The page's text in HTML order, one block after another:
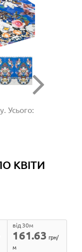
Усього:
КВІТИ
161.63
від 30м
грн/
м